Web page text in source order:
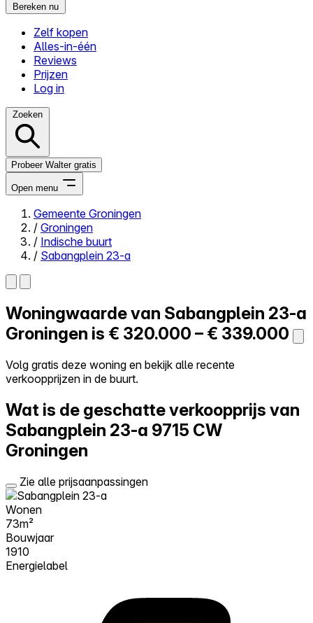
Bereken nu
Zelf kopen
Alles-in-één
Reviews
Prijzen
Log in
Zoeken
Probeer Walter gratis
Open menu
Close menu
Zelf kopen
Alles-in-één
Reviews
Log in
Gemeente Groningen
/ Groningen
/ Indische buurt
/ Sabangplein 23-a
Woningwaarde van Sabangplein 23-a
Groningen is € 320.000 – € 339.000
Volg gratis deze woning en bekijk alle recente
verkoopprijzen in de buurt.
Wat is de geschatte verkoopprijs van
Sabangplein 23-a 9715 CW
Groningen
Zie alle prijsaanpassingen
Wonen
73m²
Bouwjaar
1910
Energielabel